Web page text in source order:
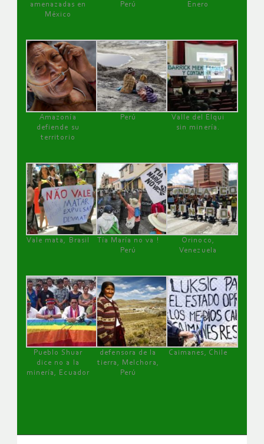
amenazadas en
México
Perú
Enero
Amazonía
defiende su
territorio
Perú
Valle del Elqui
sin minería.
Vale mata, Brasil
Tía María no va !
Perú
Orinoco,
Venezuela
Pueblo Shuar
dice no a la
minería, Ecuador
defensora de la
tierra, Melchora,
Perú
Caimanes, Chile